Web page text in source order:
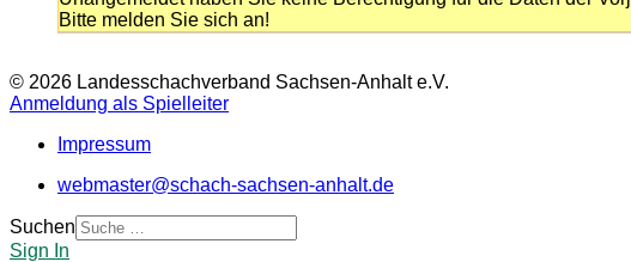
Bitte melden Sie sich an!
© 2026 Landesschachverband Sachsen-Anhalt e.V.
Anmeldung als Spielleiter
Impressum
webmaster@schach-sachsen-anhalt.de
Suchen
Sign In